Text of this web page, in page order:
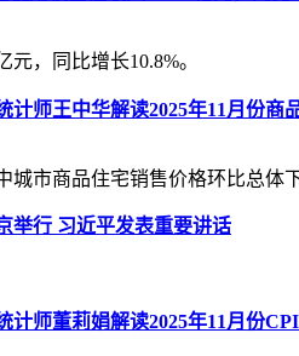
元，同比增长10.8%。
计师王中华解读2025年11月份商
城市商品住宅销售价格环比总体
举行 习近平发表重要讲话
计师董莉娟解读2025年11月份